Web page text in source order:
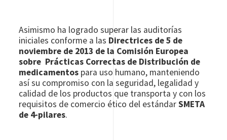
Asimismo ha logrado superar las auditorías
iniciales conforme a las Directrices de 5 de
noviembre de 2013 de la Comisión Europea
sobre Prácticas Correctas de Distribución de
medicamentos para uso humano, manteniendo
así su compromiso con la seguridad, legalidad y
calidad de los productos que transporta y con los
requisitos de comercio ético del estándarSMETA
de 4-pilares.